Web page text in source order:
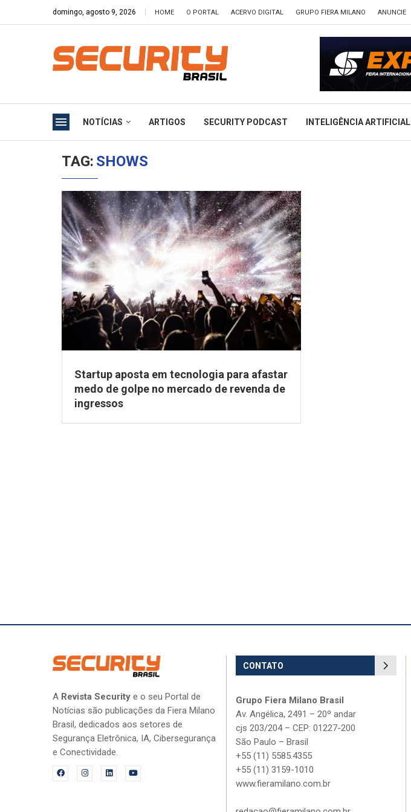
domingo, agosto 9, 2026 HOME O PORTAL ACERVO DIGITAL GRUPO FIERA MILANO ANUNCIE
NOTÍCIAS ARTIGOS SECURITY PODCAST INTELIGÊNCIA ARTIFICIAL
TAG: SHOWS
Startup aposta em tecnologia para afastar
medo de golpe no mercado de revenda de
ingressos
A Revista Security e o seu Portal de
Notícias são publicações da Fiera Milano
Brasil, dedicados aos setores de
Segurança Eletrônica, IA, Cibersegurança
e Conectividade.
CONTATO
Grupo Fiera Milano Brasil
Av. Angélica, 2491 – 20º andar
cjs 203/204 – CEP: 01227-200
São Paulo – Brasil
+55 (11) 5585.4355
+55 (11) 3159-1010
www.fieramilano.com.br